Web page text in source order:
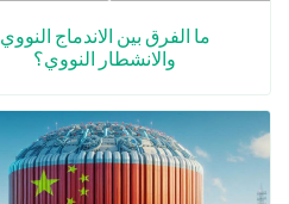
ما الفرق بين الاندماج النووي
والانشطار النووي؟